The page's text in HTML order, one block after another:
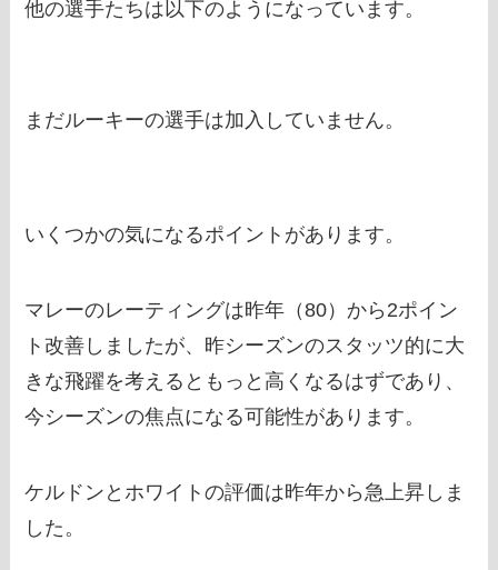
他の選手たちは以下のようになっています。
まだルーキーの選手は加入していません。
いくつかの気になるポイントがあります。
マレーのレーティングは昨年（80）から2ポイン
ト改善しましたが、昨シーズンのスタッツ的に大
きな飛躍を考えるともっと高くなるはずであり、
今シーズンの焦点になる可能性があります。
ケルドンとホワイトの評価は昨年から急上昇しま
した。